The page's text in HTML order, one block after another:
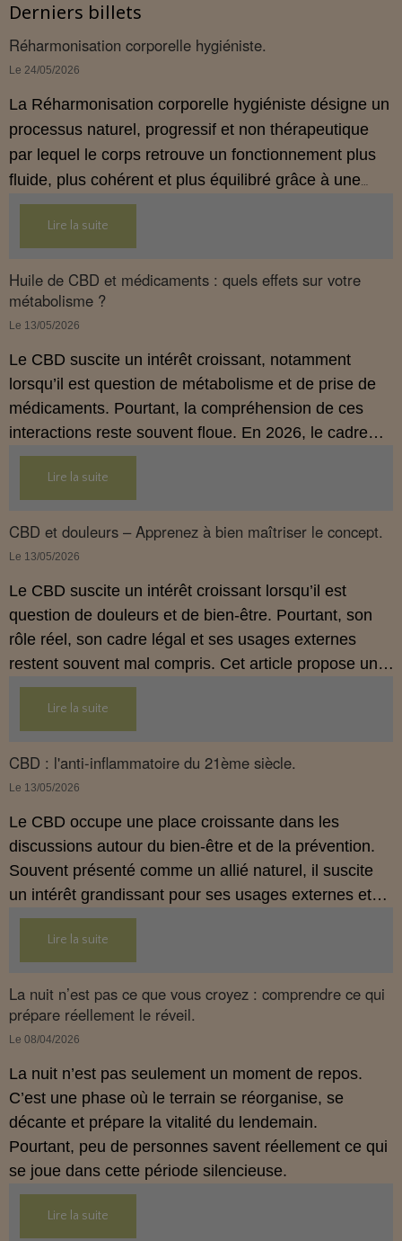
Derniers billets
Réharmonisation corporelle hygiéniste.
Le 24/05/2026
La Réharmonisation corporelle hygiéniste désigne un
processus naturel, progressif et non thérapeutique
par lequel le corps retrouve un fonctionnement plus
fluide, plus cohérent et plus équilibré grâce à une
hygiène de vie adaptée.
Lire la suite
Huile de CBD et médicaments : quels effets sur votre
métabolisme ?
Le 13/05/2026
Le CBD suscite un intérêt croissant, notamment
lorsqu’il est question de métabolisme et de prise de
médicaments. Pourtant, la compréhension de ces
interactions reste souvent floue. En 2026, le cadre
légal français impose des règles strictes : seuls les
usages externes du CBD sont autorisés. Cet article
propose une mise au point claire et accessible pour
comprendre comment le CBD s’inscrit dans une
démarche de prévention, sans ingestion et sans
Lire la suite
CBD et douleurs – Apprenez à bien maîtriser le concept.
Le 13/05/2026
Le CBD suscite un intérêt croissant lorsqu’il est
question de douleurs et de bien‑être. Pourtant, son
rôle réel, son cadre légal et ses usages externes
restent souvent mal compris. Cet article propose une
mise au point claire, moderne et conforme à la
réglementation française de 2026, afin de mieux
comprendre comment le CBD s’intègre dans une
approche globale de prévention.
Lire la suite
CBD : l'anti-inflammatoire du 21ème siècle.
Le 13/05/2026
Le CBD occupe une place croissante dans les
discussions autour du bien‑être et de la prévention.
Souvent présenté comme un allié naturel, il suscite
un intérêt grandissant pour ses usages externes et
son interaction avec le système endocannabinoïde.
Cet article propose une mise au point claire, moderne
et conforme à la réglementation française de 2026.
Lire la suite
La nuit n’est pas ce que vous croyez : comprendre ce qui
prépare réellement le réveil.
Le 08/04/2026
La nuit n’est pas seulement un moment de repos.
C’est une phase où le terrain se réorganise, se
décante et prépare la vitalité du lendemain.
Pourtant, peu de personnes savent réellement ce qui
se joue dans cette période silencieuse.
Lire la suite